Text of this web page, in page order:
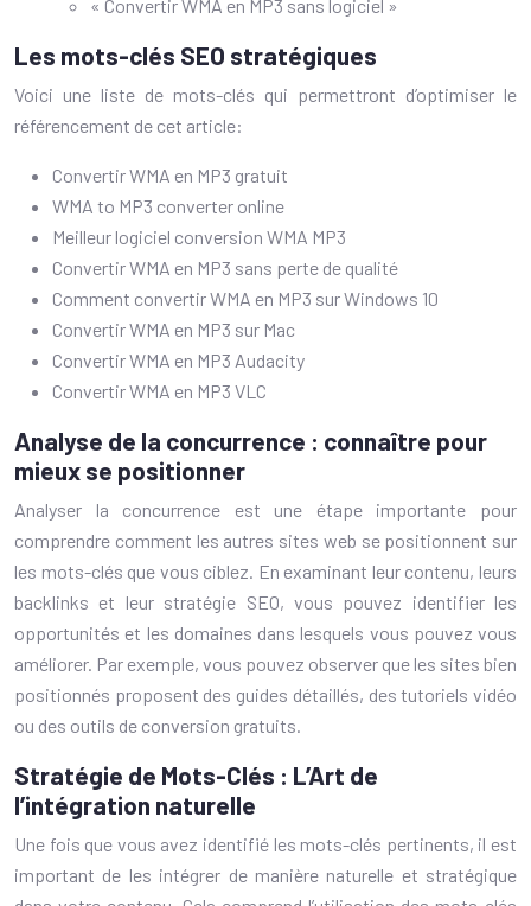
« Convertir WMA en MP3 sans logiciel »
Les mots-clés SEO stratégiques
Voici une liste de mots-clés qui permettront d’optimiser le
référencement de cet article:
Convertir WMA en MP3 gratuit
WMA to MP3 converter online
Meilleur logiciel conversion WMA MP3
Convertir WMA en MP3 sans perte de qualité
Comment convertir WMA en MP3 sur Windows 10
Convertir WMA en MP3 sur Mac
Convertir WMA en MP3 Audacity
Convertir WMA en MP3 VLC
Analyse de la concurrence : connaître pour
mieux se positionner
Analyser la concurrence est une étape importante pour
comprendre comment les autres sites web se positionnent sur
les mots-clés que vous ciblez. En examinant leur contenu, leurs
backlinks et leur stratégie SEO, vous pouvez identifier les
opportunités et les domaines dans lesquels vous pouvez vous
améliorer. Par exemple, vous pouvez observer que les sites bien
positionnés proposent des guides détaillés, des tutoriels vidéo
ou des outils de conversion gratuits.
Stratégie de Mots-Clés : L’Art de
l’intégration naturelle
Une fois que vous avez identifié les mots-clés pertinents, il est
important de les intégrer de manière naturelle et stratégique